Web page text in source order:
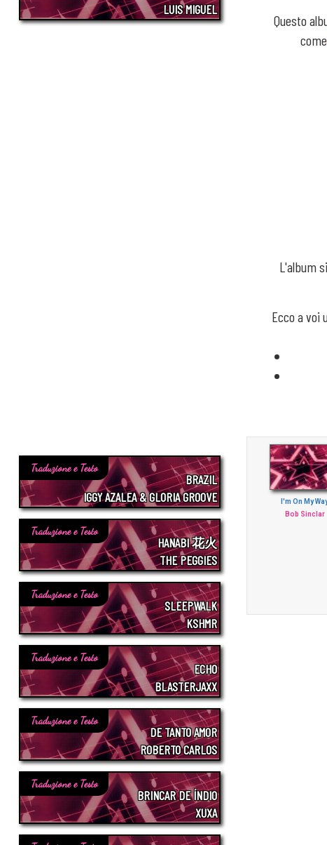
Questo
come
L'album
Ecco a voi
I'm On My
Bob Sinclar
LUIS MIGUEL
Traduzione e Testo
BRAZIL
IGGY AZALEA & GLORIA GROOVE
Traduzione e Testo
HANABI 花火
THE PEGGIES
Traduzione e Testo
SLEEPWALK
KSHMR
Traduzione e Testo
ECHO
BLASTERJAXX
Traduzione e Testo
DE TANTO AMOR
ROBERTO CARLOS
Traduzione e Testo
BRINCAR DE ÍNDIO
XUXA